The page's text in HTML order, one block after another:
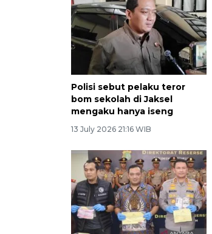
Polisi sebut pelaku teror
bom sekolah di Jaksel
mengaku hanya iseng
13 July 2026 21:16 WIB